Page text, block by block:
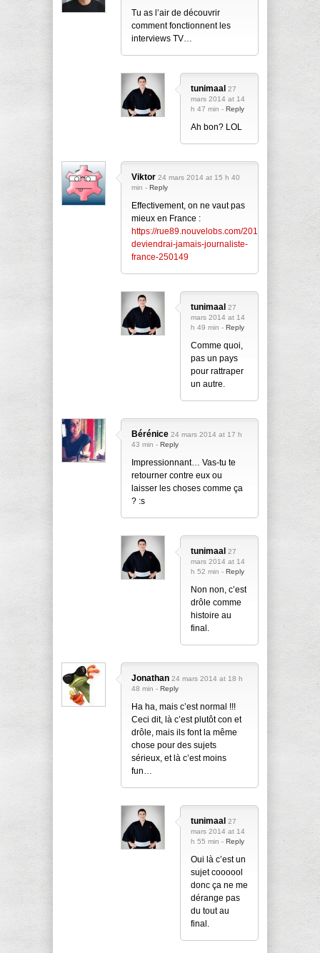
Tu as l’air de découvrir
comment fonctionnent les
interviews TV…
tunimaal 27
mars 2014 at 14
h 47 min - Reply
Ah bon? LOL
Viktor 24 mars 2014 at 15 h 40
min - Reply
Effectivement, on ne vaut pas
mieux en France :
https://rue89.nouvelobs.com/2014/02/21/
deviendrai-jamais-journaliste-
france-250149
tunimaal 27
mars 2014 at 14
h 49 min - Reply
Comme quoi,
pas un pays
pour rattraper
un autre.
Bérénice 24 mars 2014 at 17 h
43 min - Reply
Impressionnant… Vas-tu te
retourner contre eux ou
laisser les choses comme ça
? :s
tunimaal 27
mars 2014 at 14
h 52 min - Reply
Non non, c’est
drôle comme
histoire au
final.
Jonathan 24 mars 2014 at 18 h
48 min - Reply
Ha ha, mais c’est normal !!!
Ceci dit, là c’est plutôt con et
drôle, mais ils font la même
chose pour des sujets
sérieux, et là c’est moins
fun…
tunimaal 27
mars 2014 at 14
h 55 min - Reply
Oui là c’est un
sujet coooool
donc ça ne me
dérange pas
du tout au
final.